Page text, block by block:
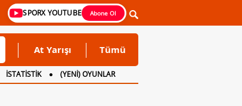
SPORX YOUTUBE Abone Ol
At Yarışı Tümü
İSTATİSTİK
(YENİ) OYUNLAR